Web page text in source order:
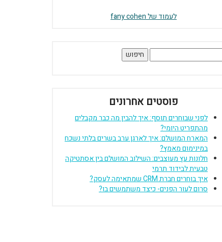
לעמוד של fany cohen
פוסטים אחרונים
לפני שבוחרים תוסף: איך להבין מה כבר מקבלים
מהתפריט היומי?
המארח המושלם: איך לארגן ערב בשרים בלתי נשכח
במינימום מאמץ?
חלונות עץ מעוצבים: השילוב המושלם בין אסתטיקה
טבעית לבידוד תרמי
איך בוחרים חברת CRM שמתאימה לעסק?
סרום לעור הפנים- כיצד משתמשים בו?